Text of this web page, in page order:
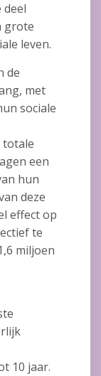
grote
leven.
de
met
sociale
totale
een
hun
deze
effect op
te
miljoen
10 jaar.